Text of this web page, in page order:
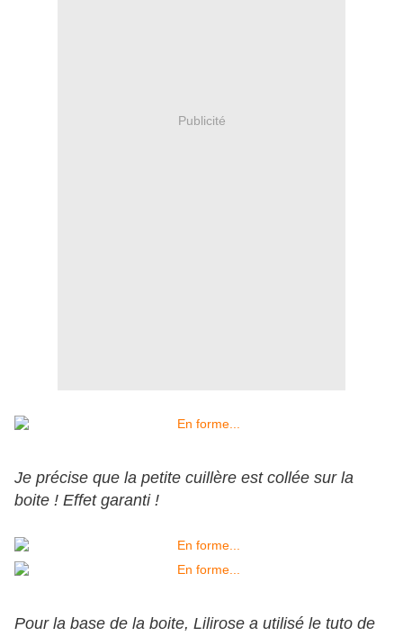
Publicité
Je précise que la petite cuillère est collée sur la
boite ! Effet garanti !
Pour la base de la boite, Lilirose a utilisé le tuto de